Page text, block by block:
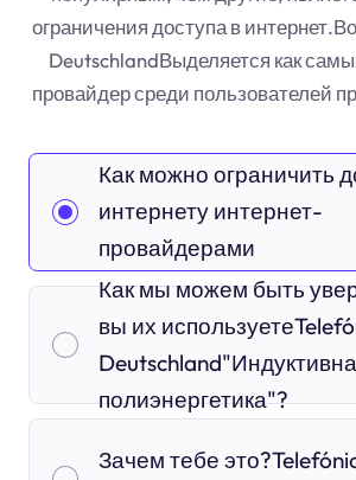
ограничения доступа в
DeutschlandВыделяется как
провайдер среди пользователей
Как можно ограничить
интернету интернет-
провайдерами
Как мы можем быть
вы их
полиэнергетика"?
Зачем тебе